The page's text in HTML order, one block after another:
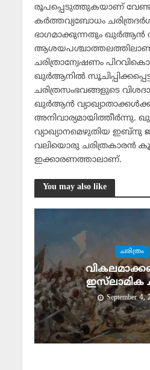
രൂപപ്പെടുത്തുകയാണ്
കര്‍ത്തവ്യബോധം
ഭാഗമാക്കുന്നതും
ചരിത്രാന്വേഷണം
ഖുര്‍ആനില്‍
ചരിത്രസംഭവങ്ങളുടെ
ഖുര്‍ആന്‍
വ്യാഖ്യാനമെഴുതിയ ഇബ്‌നു
വലിയൊരു ചരിത്രകാരന്‍
ഇക്കാരണത്താലാണ്.
You may also like
ചരിത്രം
ഇസ്‌ലാമിക
September 4,